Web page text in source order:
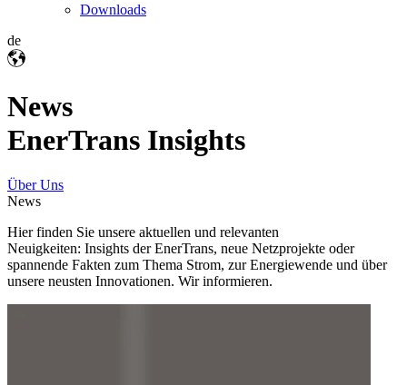
Downloads
de
News
EnerTrans Insights
Über Uns
News
Hier finden Sie unsere aktuellen und relevanten
Neuigkeiten: Insights der EnerTrans, neue Netzprojekte oder
spannende Fakten zum Thema Strom, zur Energiewende und über
unsere neusten Innovationen. Wir informieren.